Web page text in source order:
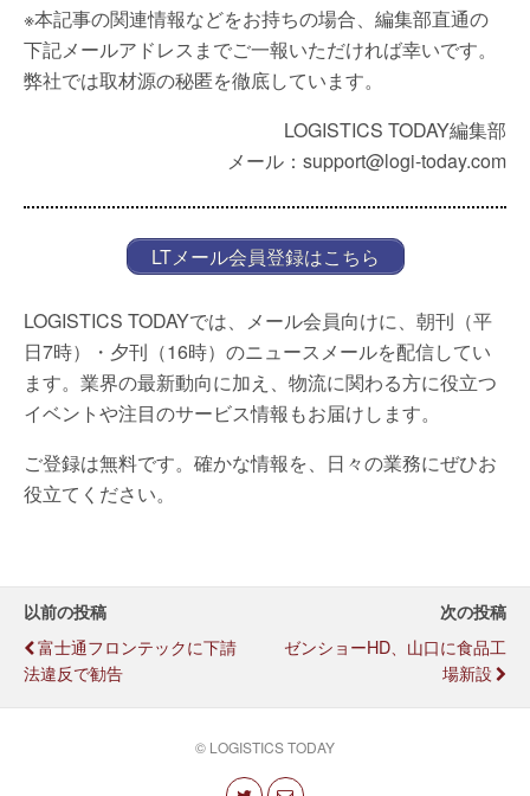
※本記事の関連情報などをお持ちの場合、編集部直通の
下記メールアドレスまでご一報いただければ幸いです。
弊社では取材源の秘匿を徹底しています。
LOGISTICS TODAY編集部
メール：support@logi-today.com
LTメール会員登録はこちら
LOGISTICS TODAYでは、メール会員向けに、朝刊（平
日7時）・夕刊（16時）のニュースメールを配信してい
ます。業界の最新動向に加え、物流に関わる方に役立つ
イベントや注目のサービス情報もお届けします。
ご登録は無料です。確かな情報を、日々の業務にぜひお
役立てください。
以前の投稿
富士通フロンテックに下請
法違反で勧告
次の投稿
ゼンショーHD、山口に食品工
場新設
© LOGISTICS TODAY